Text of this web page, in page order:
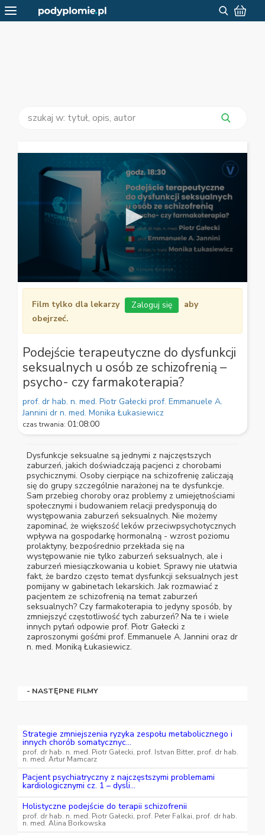
minute,
Film tylko dla lekarzy Zaloguj się
aby
obejrzeć.
Podejście terapeutyczne do dysfunkcji
seksualnych u osób ze schizofrenią –
psycho- czy farmakoterapia?
prof. dr hab. n. med. Piotr Gałecki prof. Emmanuele A.
Jannini dr n. med. Monika Łukasiewicz
czas trwania: 01:08:00
Dysfunkcje seksualne są jednymi z najczęstszych
zaburzeń, jakich doświadczają pacjenci z chorobami
psychicznymi. Osoby cierpiące na schizofrenię zaliczają
się do grupy szczególnie narażonej na te dysfunkcje.
Sam przebieg choroby oraz problemy z umiejętnościami
społecznymi i budowaniem relacji predysponują do
występowania zaburzeń seksualnych. Nie możemy
zapominać, że większość leków przeciwpsychotycznych
wpływa na gospodarkę hormonalną - wzrost poziomu
prolaktyny, bezpośrednio przekłada się na
występowanie nie tylko zaburzeń seksualnych, ale i
zaburzeń miesiączkowania u kobiet. Sprawy nie ułatwia
fakt, że bardzo często temat dysfunkcji seksualnych jest
pomijany w gabinetach lekarskich. Jak rozmawiać z
pacjentem ze schizofrenią na temat zaburzeń
seksualnych? Czy farmakoterapia to jedyny sposób, by
zmniejszyć częstotliwość tych zaburzeń? Na te i wiele
innych pytań odpowie prof. Piotr Gałecki z
zaproszonymi gośćmi prof. Emmanuele A. Jannini oraz dr
n. med. Moniką Łukasiewicz.
- NASTĘPNE FILMY
Strategie zmniejszenia ryzyka zespołu metabolicznego i
innych chorób somatycznyc...
prof. dr hab. n. med. Piotr Gałecki, prof. Istvan Bitter, prof. dr hab.
n. med. Artur Mamcarz
Pacjent psychiatryczny z najczęstszymi problemami
kardiologicznymi cz. 1 – dysli...
Holistyczne podejście do terapii schizofrenii
prof. dr hab. n. med. Piotr Gałecki, prof. Peter Falkai, prof. dr hab.
n. med. Alina Borkowska